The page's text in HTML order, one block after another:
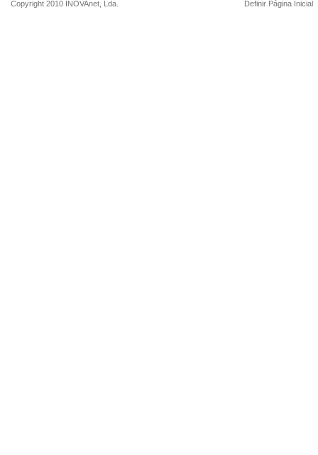
Copyright 2010 INOVAnet , Lda. Definir Página Inicial